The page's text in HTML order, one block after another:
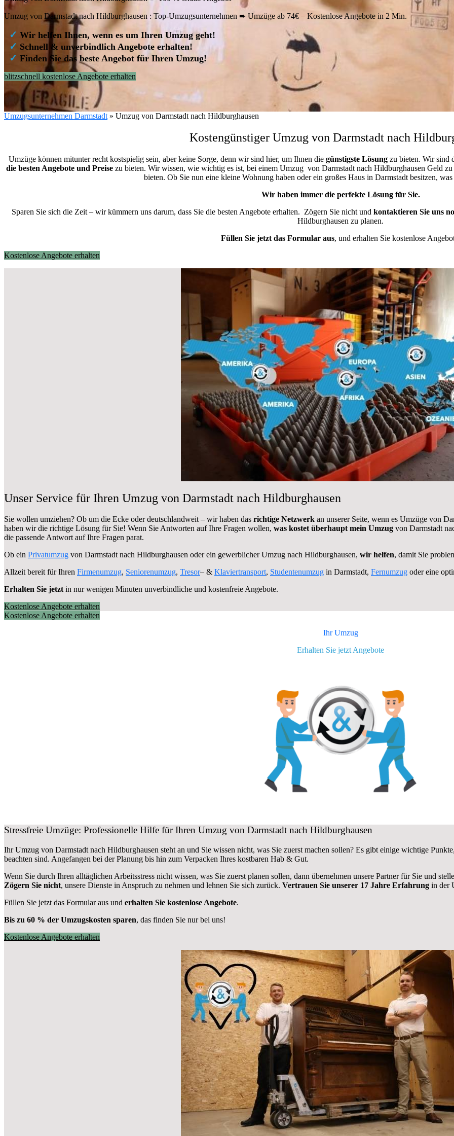
Umzug von Darmstadt nach Hildburghausen : Top-Umzugsunternehmen ➨ Umzüge ab 74€ – Kostenlose Angebote in 2 Min.
✓ Wir helfen Ihnen, wenn es um Ihren Umzug geht!
✓ Schnell & unverbindlich Angebote erhalten!
✓ Finden Sie das beste Angebot für Ihren Umzug!
blitzschnell kostenlose Angebote erhalten
Umzugsunternehmen Darmstadt » Umzug von Darmstadt nach Hildburghausen
Kostengünstiger Umzug von Darmstadt nach
Umzüge können mitunter recht kostspielig sein, aber keine Sorge, denn wir sind hier, um Ihnen die günstigste Lösungzu bieten. Wir sind
die besten Angebote und Preisezu bieten. Wir wissen, wie wichtig es ist, bei einem Umzug von Darmstadt nach Hildburghausen Geld zu
bieten. Ob Sie nun eine kleine Wohnung haben oder ein großes Haus in Darmstadt besitzen,
Wir haben immer die perfekte Lösung für Sie.
Sparen Sie sich die Zeit – wir kümmern uns darum, dass Sie die besten Angebote erhalten. Zögern Sie nicht und kontaktieren Sie uns
Hildburghausen zu planen.
Füllen Sie jetzt das Formular aus, und erhalten Sie kostenlose
Kostenlose Angebote erhalten
Unser Service für Ihren Umzug von Darmstadt nach Hildburghausen
Sie wollen umziehen? Ob um die Ecke oder deutschlandweit – wir haben das richtige Netzwerk an unserer Seite, wenn es Umzüge von
haben wir die richtige Lösung für Sie! Wenn Sie Antworten auf Ihre Fragen wollen, was kostet überhaupt mein Umzug von Darmstadt
die passende Antwort auf Ihre Fragen parat.
Ob ein Privatumzug von Darmstadt nach Hildburghausen oder ein gewerblicher Umzug nach Hildburghausen, wir helfen, damit Sie
Allzeit bereit für Ihren Firmenumzug, Seniorenumzug, Tresor– & Klaviertransport, Studentenumzug in Darmstadt, Fernumzug oder eine
Erhalten Sie jetztin nur wenigen Minuten unverbindliche und kostenfreie Angebote.
Kostenlose Angebote erhalten
Kostenlose Angebote erhalten
Ihr Umzug
Erhalten Sie jetzt Angebote
Stressfreie Umzüge: Professionelle Hilfe für Ihren Umzug von Darmstadt nach Hildburghausen
Ihr Umzug von Darmstadt nach Hildburghausen steht an und Sie wissen nicht, was Sie zuerst machen sollen? Es gibt einige wichtige
beachten sind. Angefangen bei der Planung bis hin zum Verpacken Ihres kostbaren Hab & Gut.
Wenn Sie durch Ihren alltäglichen Arbeitsstress nicht wissen, was Sie zuerst planen sollen, dann übernehmen unsere Partner für Sie und
Zögern Sie nicht, unsere Dienste in Anspruch zu nehmen und lehnen Sie sich zurück. Vertrauen Sie unserer 17 Jahre Erfahrung in der
Füllen Sie jetzt das Formular aus und erhalten Sie kostenlose Angebote.
Bis zu 60 % der Umzugskosten sparen, das finden Sie nur bei uns!
Kostenlose Angebote erhalten